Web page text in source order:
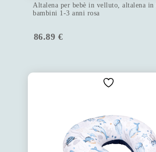
Altalena per bebè in velluto, altalena in
bambini 1-3 anni rosa
86.89 €